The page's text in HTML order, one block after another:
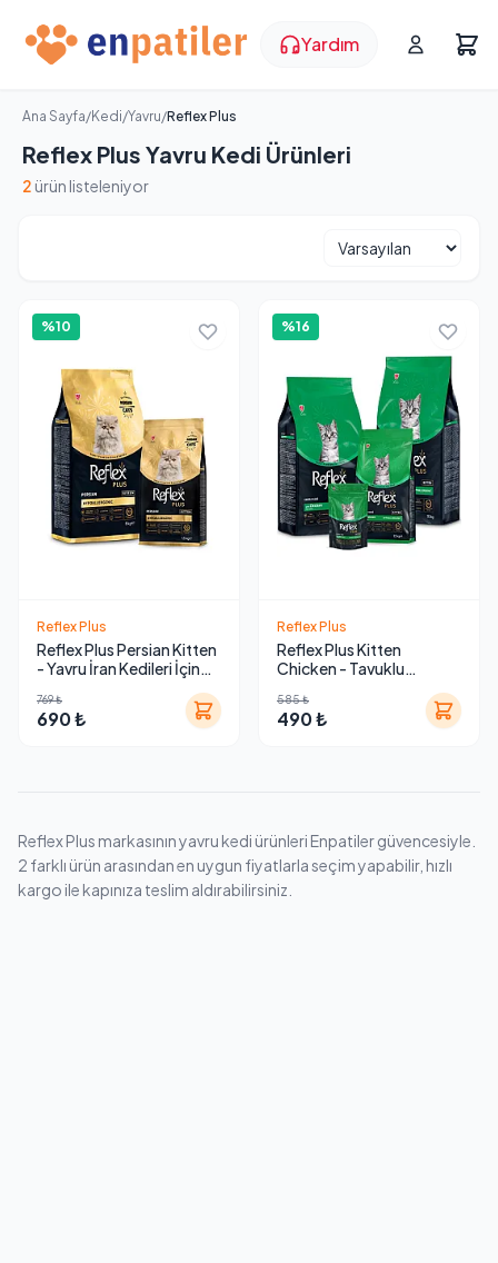
Yardım
Ana Sayfa/Kedi/Yavru/Reflex Plus
Reflex Plus Yavru Kedi Ürünleri
2 ürün listeleniyor
%10
Reflex Plus
Reflex Plus Persian Kitten
- Yavru İran Kedileri İçin
Kedi Maması
769 ₺
690 ₺
%16
Reflex Plus
Reflex Plus Kitten
Chicken - Tavuklu
Maması
585 ₺
490 ₺
Reflex Plus markasının yavru kedi ürünleri Enpatiler güvencesiyle.
2 farklı ürün arasından en uygun fiyatlarla seçim yapabilir, hızlı
kargo ile kapınıza teslim aldırabilirsiniz.